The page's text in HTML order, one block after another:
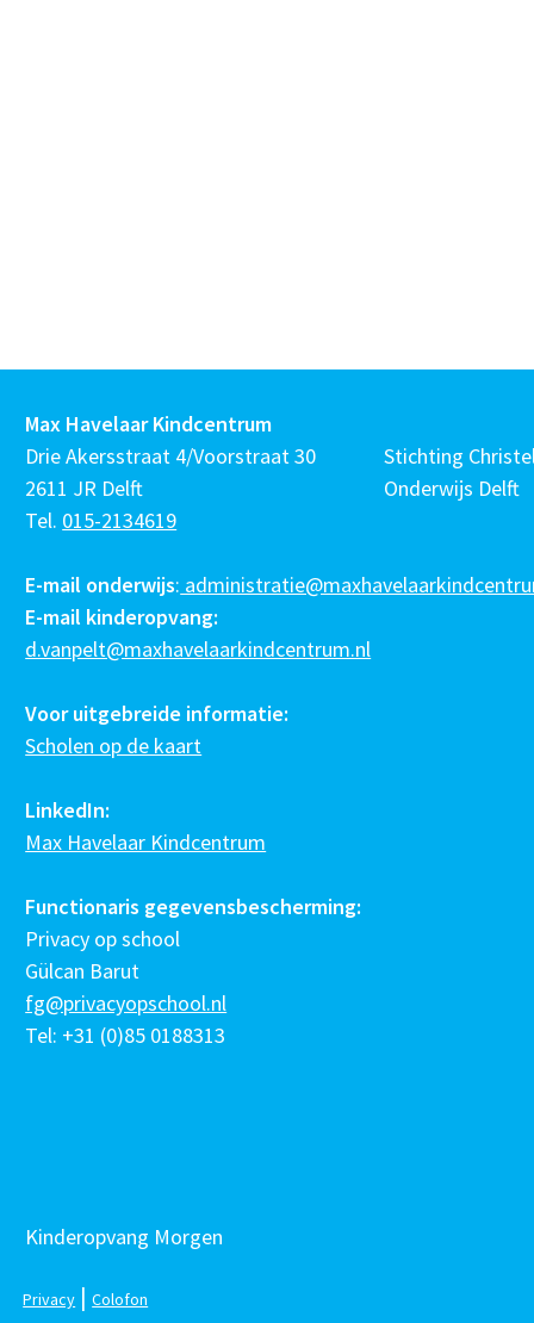
Max Havelaar Kindcentrum
Drie Akersstraat 4/Voorstraat 30
2611 JR Delft
Tel. 015-2134619
E-mail onderwijs:
E-mail kinderopvang:
d.vanpelt@maxhavelaarkindcentrum.nl
Voor uitgebreide informatie:
Scholen op de kaart
LinkedIn:
Max Havelaar Kindcentrum
Functionaris gegevensbescherming:
Privacy op school
Gülcan Barut
fg@privacyopschool.nl
Tel: +31 (0)85 0188313
Stichting
Onderwijs Delft
Kinderopvang Morgen
Privacy |Colofon